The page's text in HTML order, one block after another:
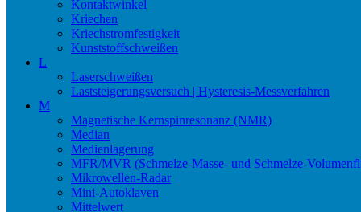
Kontaktwinkel
Kriechen
Kriechstromfestigkeit
Kunststoffschweißen
L
Laserschweißen
Laststeigerungsversuch | Hysteresis-Messverfahren
M
Magnetische Kernspinresonanz (NMR)
Median
Medienlagerung
MFR/MVR (Schmelze-Masse- und Schmelze-
Mikrowellen-Radar
Mini-Autoklaven
Mittelwert